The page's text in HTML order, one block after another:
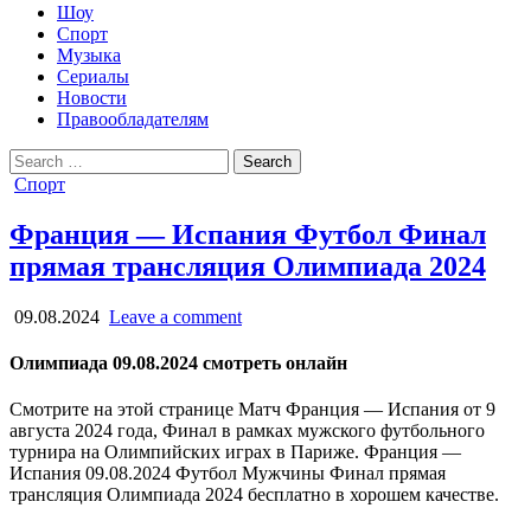
Шоу
Спорт
Музыка
Сериалы
Новости
Правообладателям
Search
for:
Posted
Спорт
Франция — Испания Футбол Финал
прямая трансляция Олимпиада 2024
09.08.2024 Leave a comment
Олимпиада 09.08.2024 смотреть онлайн
Смотрите на этой странице Матч Франция — Испания от 9
августа 2024 года, Финал в рамках мужского футбольного
турнира на Олимпийских играх в Париже. Франция —
Испания 09.08.2024 Футбол Мужчины Финал прямая
трансляция Олимпиада 2024 бесплатно в хорошем качестве.